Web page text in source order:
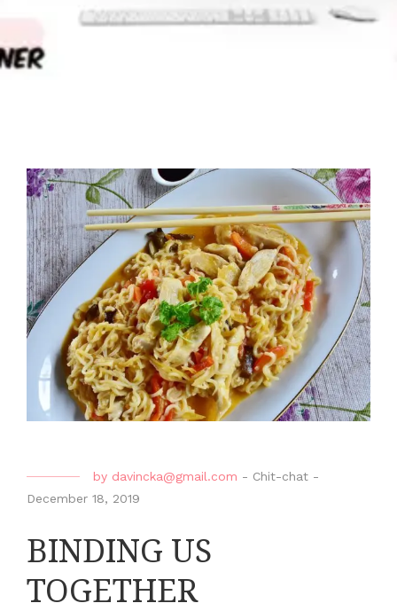
by davincka@gmail.com - Chit-chat -
December 18, 2019
BINDING US
TOGETHER